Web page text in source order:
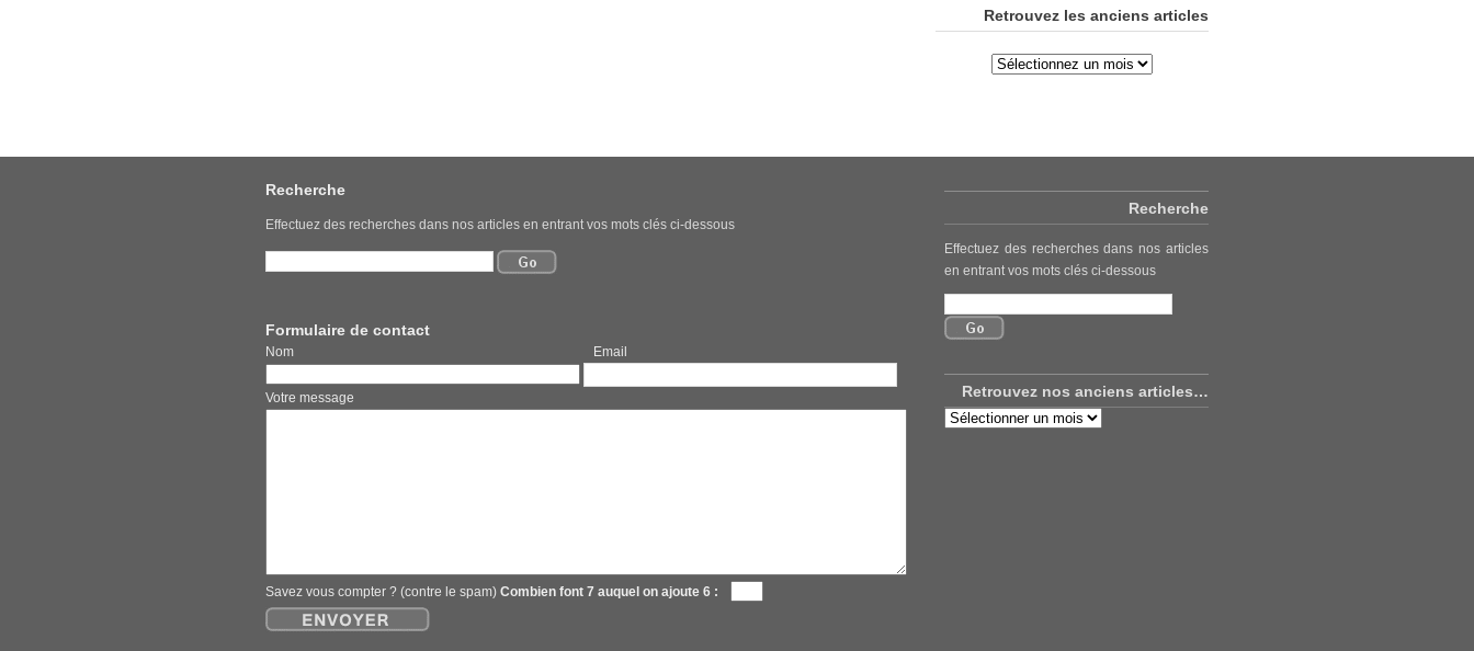
Retrouvez les anciens articles
Recherche
Effectuez des recherches dans nos articles en entrant vos mots clés ci-dessous
Formulaire de contact
Nom Email
Votre message
Savez vous compter ? (contre le spam) Combien font 7 auquel on ajoute 6 :
Recherche
Effectuez des recherches dans nos articles
en entrant vos mots clés ci-dessous
Retrouvez nos anciens articles…
Retrouvez